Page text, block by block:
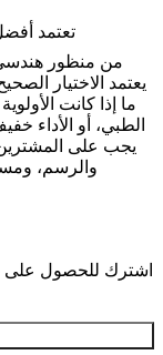
5. تعتمد
من منظور
ما إذا كانت
الطبي، أو الأداء
يجب على المشترين
والرسم،
اشترك للحصول على